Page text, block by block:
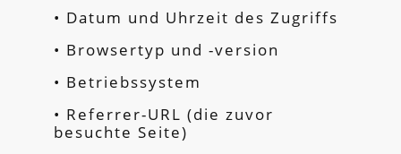
• Datum und Uhrzeit des Zugriffs
• Browsertyp und -version
• Betriebssystem
• Referrer-URL (die zuvor
besuchte Seite)